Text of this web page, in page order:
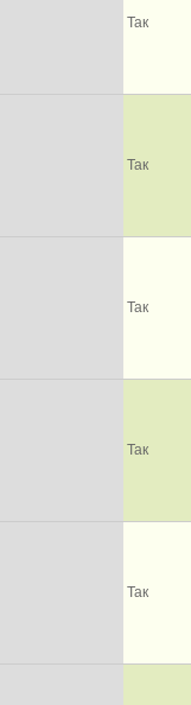
Так
Так
Так
Так
Так